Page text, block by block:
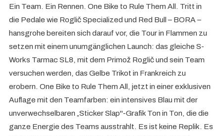
Ein Team. Ein Rennen. One Bike to Rule Them All. Tritt in
die Pedale wie Roglič Specialized und Red Bull – BORA –
hansgrohe bereiten sich darauf vor, die Tour in Flammen zu
setzen mit einem unumgänglichen Launch: das gleiche S-
Works Tarmac SL8, mit dem Primož Roglič und sein Team
versuchen werden, das Gelbe Trikot in Frankreich zu
erobern. One Bike to Rule Them All, jetzt in einer exklusiven
Auflage mit den Teamfarben: ein intensives Blau mit der
unverwechselbaren „Sticker Slap"-Grafik Ton in Ton, die die
ganze Energie des Teams ausstrahlt. Es ist keine Replik. Es